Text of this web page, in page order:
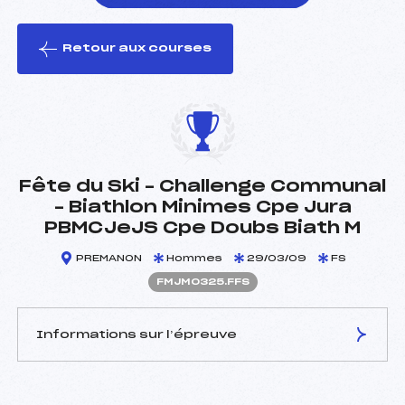
le ski
Retour aux courses
Fête du Ski – Challenge Communal
– Biathlon Minimes Cpe Jura
PBMCJeJS Cpe Doubs Biath M
PREMANON Hommes 29/03/09 FS
FMJM0325.FFS
Informations sur l’épreuve